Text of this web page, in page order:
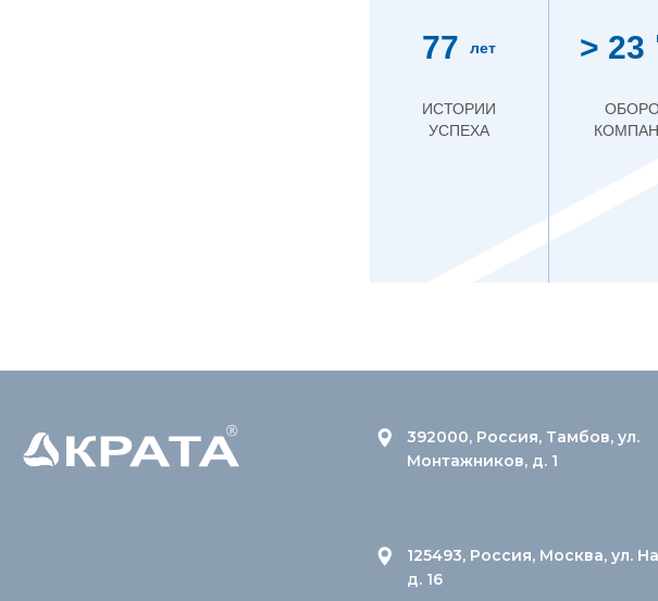
77 лет
ИСТОРИИ
УСПЕХА
> 23
392000, Россия, Тамбов, ул.
Монтажников, д. 1
125493, Россия, Москва, ул.
д. 16